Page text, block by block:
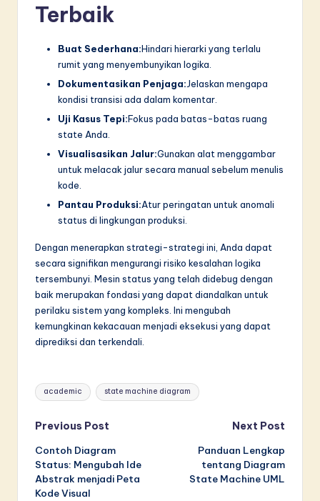
Terbaik
Buat Sederhana:Hindari hierarki yang terlalu
rumit yang menyembunyikan logika.
Dokumentasikan Penjaga:Jelaskan mengapa
kondisi transisi ada dalam komentar.
Uji Kasus Tepi:Fokus pada batas-batas ruang
state Anda.
Visualisasikan Jalur:Gunakan alat menggambar
untuk melacak jalur secara manual sebelum menulis
kode.
Pantau Produksi:Atur peringatan untuk anomali
status di lingkungan produksi.
Dengan menerapkan strategi-strategi ini, Anda dapat
secara signifikan mengurangi risiko kesalahan logika
tersembunyi. Mesin status yang telah didebug dengan
baik merupakan fondasi yang dapat diandalkan untuk
perilaku sistem yang kompleks. Ini mengubah
kemungkinan kekacauan menjadi eksekusi yang dapat
diprediksi dan terkendali.
Tags:
academic state machine diagram
Post
navigation
Previous Post
Contoh Diagram
Status: Mengubah Ide
Abstrak menjadi Peta
Kode Visual
Next Post
Panduan Lengkap
tentang Diagram
State Machine UML